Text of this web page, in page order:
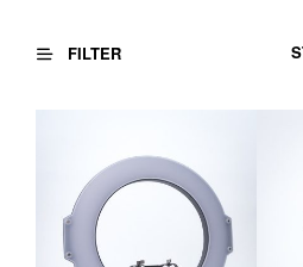
FILTER